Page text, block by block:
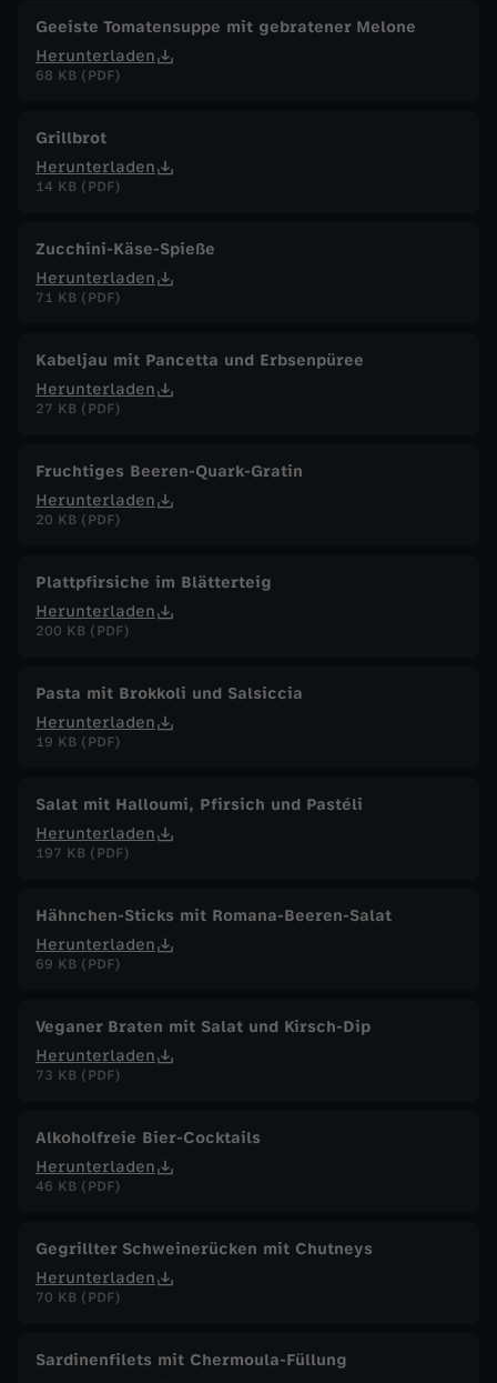
Geeiste Tomatensuppe mit gebratener Melone
Herunterladen
68 KB (PDF)
Grillbrot
Herunterladen
14 KB (PDF)
Zucchini-Käse-Spieße
Herunterladen
71 KB (PDF)
Kabeljau mit Pancetta und Erbsenpüree
Herunterladen
27 KB (PDF)
Fruchtiges Beeren-Quark-Gratin
Herunterladen
20 KB (PDF)
Plattpfirsiche im Blätterteig
Herunterladen
200 KB (PDF)
Pasta mit Brokkoli und Salsiccia
Herunterladen
19 KB (PDF)
Salat mit Halloumi, Pfirsich und Pastéli
Herunterladen
197 KB (PDF)
Hähnchen-Sticks mit Romana-Beeren-Salat
Herunterladen
69 KB (PDF)
Veganer Braten mit Salat und Kirsch-Dip
Herunterladen
73 KB (PDF)
Alkoholfreie Bier-Cocktails
Herunterladen
46 KB (PDF)
Gegrillter Schweinerücken mit Chutneys
Herunterladen
70 KB (PDF)
Sardinenfilets mit Chermoula-Füllung